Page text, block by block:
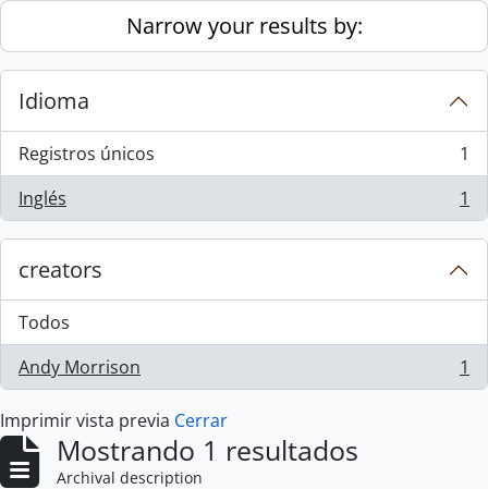
Skip to main contentNarrow your results by:
Idioma
Registros únicos
, 1 resultados
1
Inglés
, 1 resultados 1
creators
Todos
Andy Morrison
, 1 resultados 1
Imprimir vista previa Cerrar
Mostrando 1 resultados
Archival description